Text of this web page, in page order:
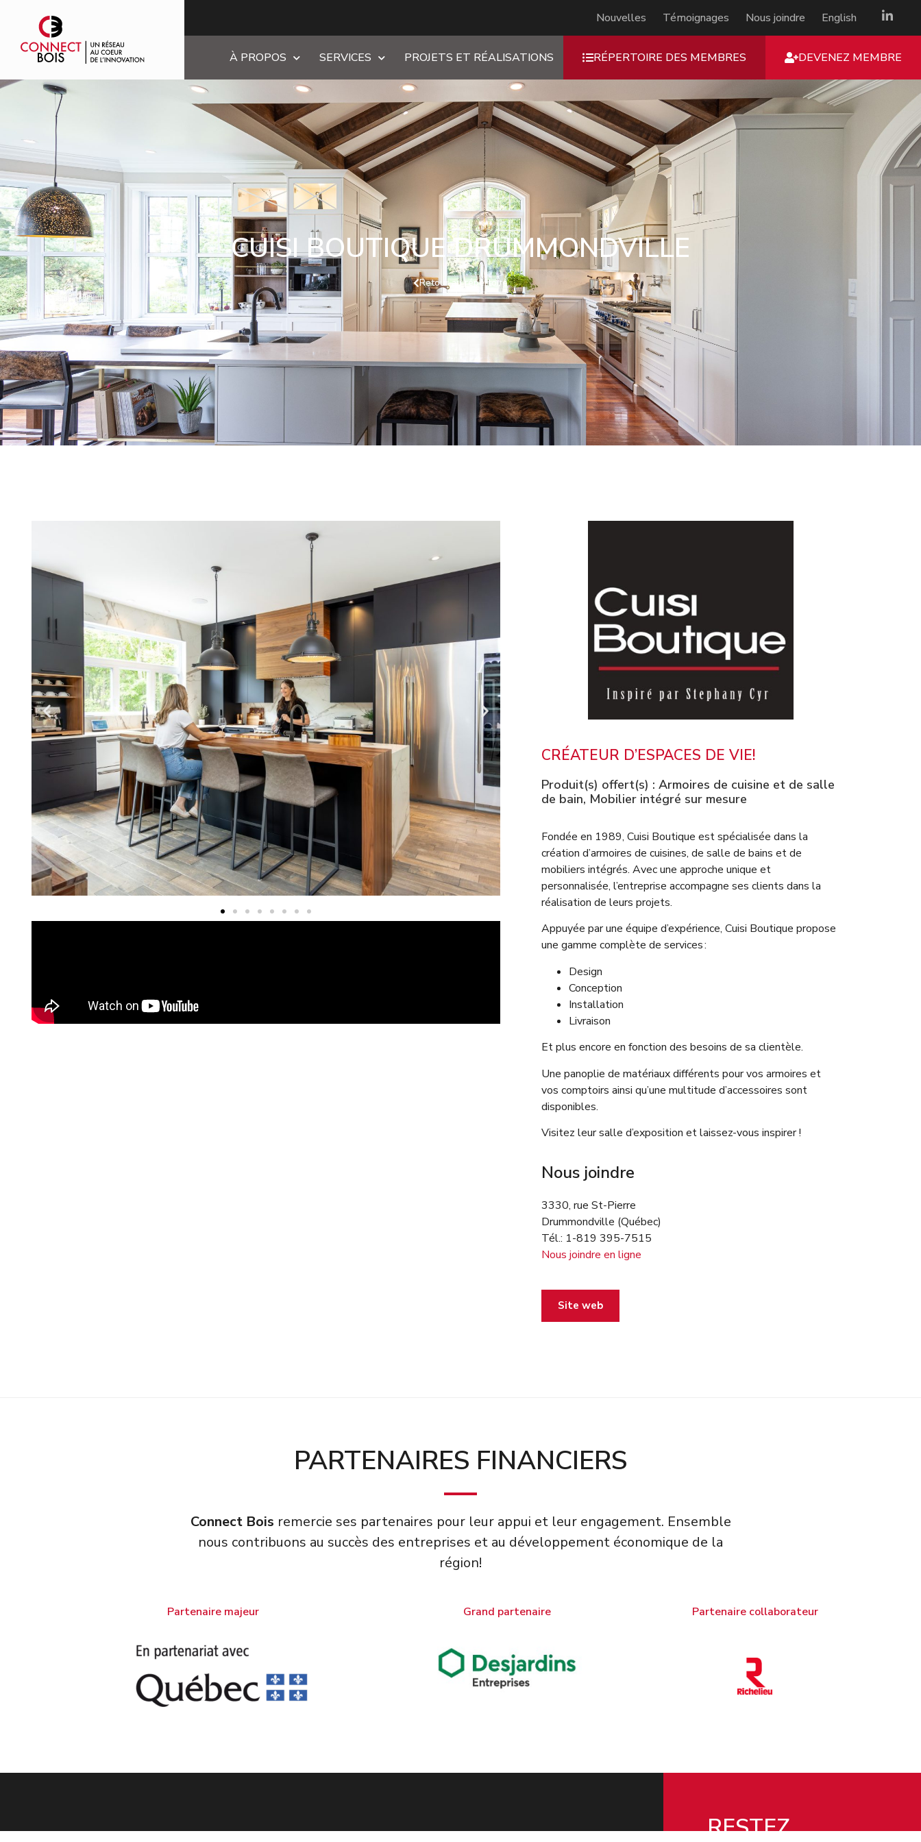
Nouvelles Témoignages Nous joindre English
À PROPOS SERVICES PROJETS ET RÉALISATIONS RÉPERTOIRE DES MEMBRES DEVENEZ MEMBRE
CUISI BOUTIQUE DRUMMONDVILLE
Retour au répertoire
CRÉATEUR D’ESPACES DE VIE!
Produit(s) offert(s) : Armoires de cuisine et de salle
de bain, Mobilier intégré sur mesure
Fondée en 1989, Cuisi Boutique est spécialisée dans la
création d’armoires de cuisines, de salle de bains et de
mobiliers intégrés. Avec une approche unique et
personnalisée, l’entreprise accompagne ses clients dans la
réalisation de leurs projets.
Appuyée par une équipe d’expérience, Cuisi Boutique propose
une gamme complète de services :
Design
Conception
Installation
Livraison
Et plus encore en fonction des besoins de sa clientèle.
Une panoplie de matériaux différents pour vos armoires et
vos comptoirs ainsi qu’une multitude d’accessoires sont
disponibles.
Visitez leur salle d’exposition et laissez-vous inspirer !
Nous joindre
3330, rue St-Pierre
Drummondville (Québec)
Tél.: 1-819 395-7515
Nous joindre en ligne
Site web
PARTENAIRES FINANCIERS
Connect Bois remercie ses partenaires pour leur appui et leur engagement. Ensemble
nous contribuons au succès des entreprises et au développement économique de la
région!
Partenaire majeur Grand partenaire Partenaire collaborateur
RESTEZ